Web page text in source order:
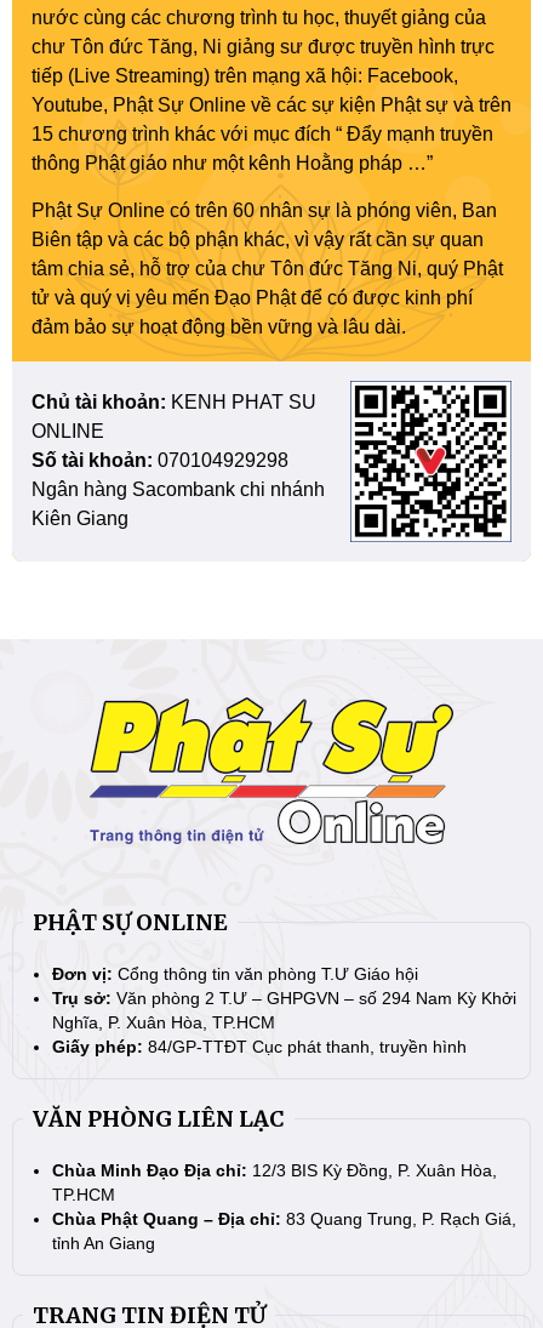
nước cùng các chương trình tu học, thuyết giảng của
chư Tôn đức Tăng, Ni giảng sư được truyền hình trực
tiếp (Live Streaming) trên mạng xã hội: Facebook,
Youtube, Phật Sự Online về các sự kiện Phật sự và trên
15 chương trình khác với mục đích “ Đẩy mạnh truyền
thông Phật giáo như một kênh Hoằng pháp …”
Phật Sự Online có trên 60 nhân sự là phóng viên, Ban
Biên tập và các bộ phận khác, vì vậy rất cần sự quan
tâm chia sẻ, hỗ trợ của chư Tôn đức Tăng Ni, quý Phật
tử và quý vị yêu mến Đạo Phật để có được kinh phí
đảm bảo sự hoạt động bền vững và lâu dài.
Chủ tài khoản: KENH PHAT SU
ONLINE
Số tài khoản: 070104929298
Ngân hàng Sacombank chi nhánh
Kiên Giang
PHẬT SỰ ONLINE
Đơn vị: Cổng thông tin văn phòng T.Ư Giáo hội
Trụ sở: Văn phòng 2 T.Ư – GHPGVN – số 294 Nam Kỳ Khởi
Nghĩa, P. Xuân Hòa, TP.HCM
Giấy phép: 84/GP-TTĐT Cục phát thanh, truyền hình
VĂN PHÒNG LIÊN LẠC
Chùa Minh Đạo Địa chỉ: 12/3 BIS Kỳ Đồng, P. Xuân Hòa,
TP.HCM
Chùa Phật Quang – Địa chỉ: 83 Quang Trung, P. Rạch Giá,
tỉnh An Giang
TRANG TIN ĐIỆN TỬ